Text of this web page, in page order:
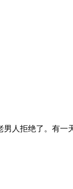
人拒绝了。有一